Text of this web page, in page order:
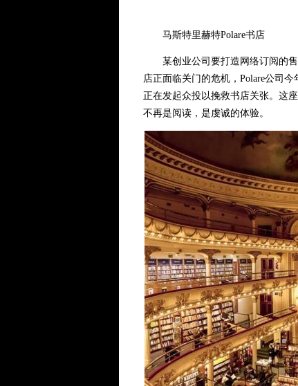
马斯特里赫特Polare书店
某创业公司要打造网络订阅的售
店正面临关门的危机，Polare公司今
正在发起众投以挽救书店关张。这
不再是阅读，是虔诚的体验。